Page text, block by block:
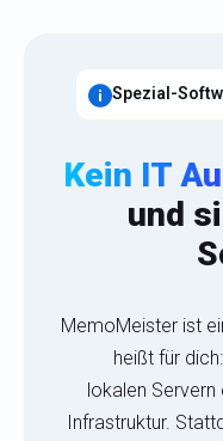
Spezial-
Kein IT
und
MemoMeister ist
heißt für
lokalen
Infrastruktur.